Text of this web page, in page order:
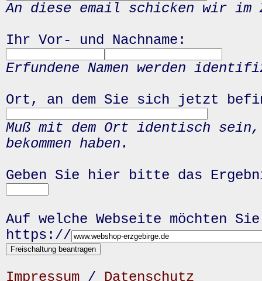
An diese email schicken wir
Ihr Vor- und Nachname:
Erfundene Namen werden
Ort, an dem Sie sich jetzt
Muß mit dem Ort identisch
bekommen haben.
Geben Sie hier bitte das
Auf welche Webseite möchten
https://
Impressum / Datenschutz